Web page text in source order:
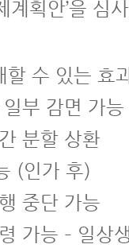
계획안’을 심
할 수 있는 효
부 감면 가능
분할 상환
(인가 후)
중단 가능
가능 – 일상